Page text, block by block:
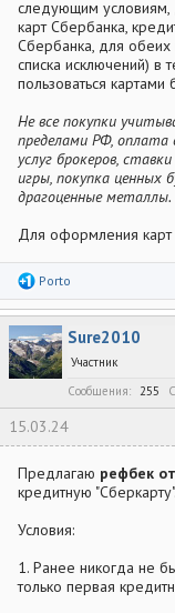
следующим условиям,
карт Сбербанка,
Сбербанка, для обеих
списка исключений) в
пользоваться картами
Не все покупки
пределами РФ, оплата
услуг брокеров,
игры, покупка ценных
драгоценные металлы.
Для оформления
Р
а
к
ц
и
и
Porto
Sure2010
Участник
Сообщения
255
15.03.24
Предлагаю рефбек
кредитную "Сберкарту".
Условия:
1. Ранее никогда не
только первая